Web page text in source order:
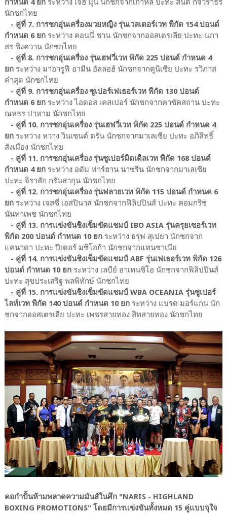
กำหนด 4 ยกระหว่าง เจฮี มุน นักชกจากเกาหลี ปะทะ สันติ กิจวราธร
นักชกไทย
- คู่ที่ 7. การชกอุ่นเครื่องมวยหญิง รุ่นเวลเตอร์เวท พิกัด 154 ปอนด์
กำหนด 6 ยกระหว่าง คอนนี่ ชาน นักชกจากออสเตรเลีย ปะทะ นภา
สร ชิงควาน นักชกไทย
- คู่ที่ 8. การชกอุ่นเครื่อง รุ่นเฮฟวี่เวท พิกัด 225 ปอนด์ กำหนด 4
ยกระหว่าง มาอารูฟี อามีน อัลลอฮ์ นักชกจากตูนิเซีย ปะทะ รวิภาส
คำสุด นักชกไทย
- คู่ที่ 9. การชกอุ่นเครื่อง ซูเปอร์เฟเธอร์เวท พิกัด 130 ปอนด์
กำหนด 6 ยกระหว่าง ไอดอส เคสเปอร์ นักชกจากคาซัคสถาน ปะทะ
ณหธร ปาหาม นักชกไทย
- คู่ที่ 10. การชกอุ่นเครื่อง รุ่นเฮฟวี่เวท พิกัด 225 ปอนด์ กำหนด 4
ยกระหว่าง หวาง วินเซนต์ ตรัน นักชกจากมาเลเซีย ปะทะ อภิสิทธิ์
สังเมือง นักชกไทย
- คู่ที่ 11. การชกอุ่นเครื่อง รุ่นซูเปอร์มิดเดิลเวท พิกัด 168 ปอนด์
กำหนด 4 ยกระหว่าง อดัม ฟาร์ฮาน นาซรีน นักชกจากมาเลเซีย
ปะทะ จิราสัก กรันสากุน นักชกไทย
- คู่ที่ 12. การชกอุ่นเครื่อง รุ่นฟลายเวท พิกัด 115 ปอนด์ กำหนด 6
ยก ระหว่าง เจสซี่ เอสปินาส นักชกจากฟิลิปปินส์ ปะทะ คอมกริช
นันทาเพช นักชกไทย
- คู่ที่ 13. การแข่งขันชิงเข็มขัดแชมป์ IBO ASIA รุ่นครุยเซอร์เวท
พิกัด 200 ปอนด์ กำหนด 10 ยกระหว่าง ธรุฟ สุเปยา นักชกจาก
แคนาดา ปะทะ ปีเตอร์ มซิโอก้า นักชกจากแทนซาเนีย
- คู่ที่ 14. การแข่งขันชิงเข็มขัดแชมป์ ABF รุ่นเฟเธอร์เวท พิกัด 126
ปอนด์ กำหนด 10 ยกระหว่าง เลบีย์ อาเทนซิโอ นักชกจากฟิลิปปินส์
ปะทะ สุขประเสริฐ พลพิทักษ์ นักชกไทย
- คู่ที่ 15. การแข่งขันชิงเข็มขัดแชมป์ WBA OCEANIA รุ่นซูเปอร์
ไลท์เวท พิกัด 140 ปอนด์ กำหนด 10 ยก ระหว่าง แบรด มอร์แกน นัก
ชกจากออสเตรเลีย ปะทะ เพชรสายทอง สิทสายทอง นักชกไทย
คอกำปั้นห้ามพลาดความมันส์ในศึก "NARIS - HIGHLAND
BOXING PROMOTIONS" โดยมีการแข่งขันทั้งหมด 15 คู่แบบจุใจ